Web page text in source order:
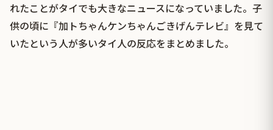
れたことがタイでも大きなニュースになっていました。子
供の頃に『加トちゃんケンちゃんごきげんテレビ』を見て
いたという人が多いタイ人の反応をまとめました。